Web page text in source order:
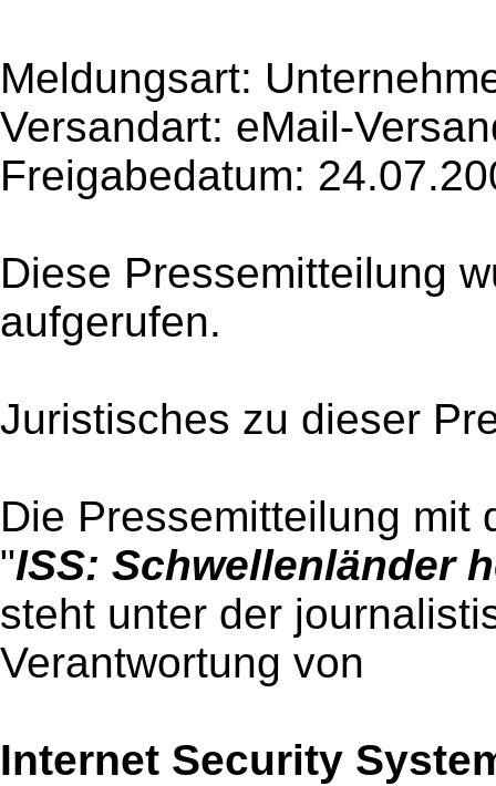
Meldungsart:
Versandart: eMail-
Freigabedatum:
Diese Pressemitteilung
aufgerufen.
Juristisches zu dieser
Die Pressemitteilung mit
"ISS: Schwellenländer
steht unter der
Verantwortung von
Internet Security